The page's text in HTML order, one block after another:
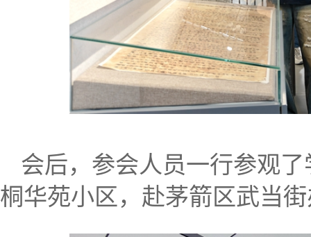
会后，参会人员一行参观
桐华苑小区，赴茅箭区武当